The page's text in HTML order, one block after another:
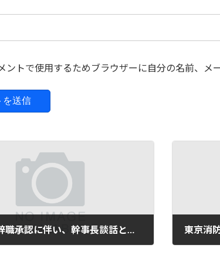
ントで使用するためブラウザーに自分の名前、メ
東京消